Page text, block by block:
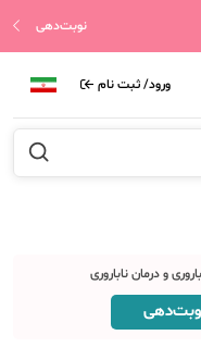
نوبت‌دهی
ورود/ ثبت نام
و درمان ناباروری